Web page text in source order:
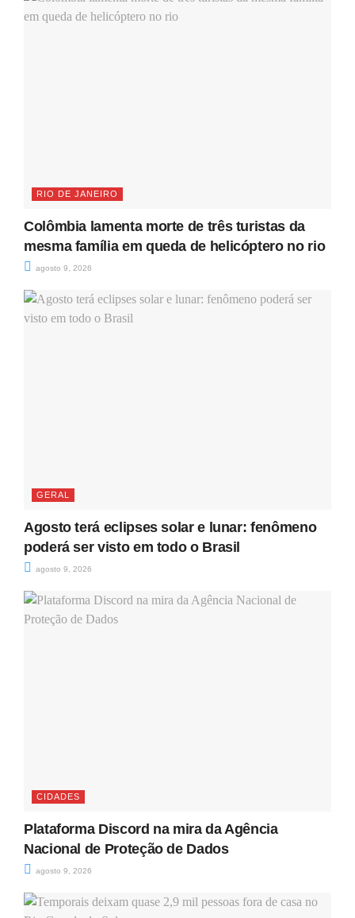
RIO DE JANEIRO
Colômbia lamenta morte de três turistas da
mesma família em queda de helicóptero no rio
agosto 9, 2026
GERAL
Agosto terá eclipses solar e lunar: fenômeno
poderá ser visto em todo o Brasil
agosto 9, 2026
CIDADES
Plataforma Discord na mira da Agência
Nacional de Proteção de Dados
agosto 9, 2026